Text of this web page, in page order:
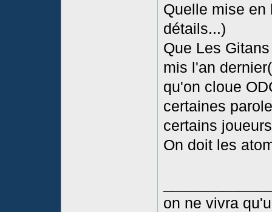
Quelle mise en
détails...)
Que Les
mis l'an
qu'on cloue
certaines
certains
On doit les
on ne vivra